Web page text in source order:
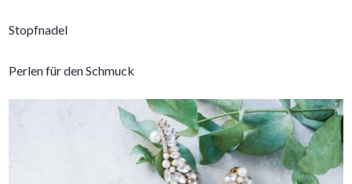
Stopfnadel
Perlen für den Schmuck